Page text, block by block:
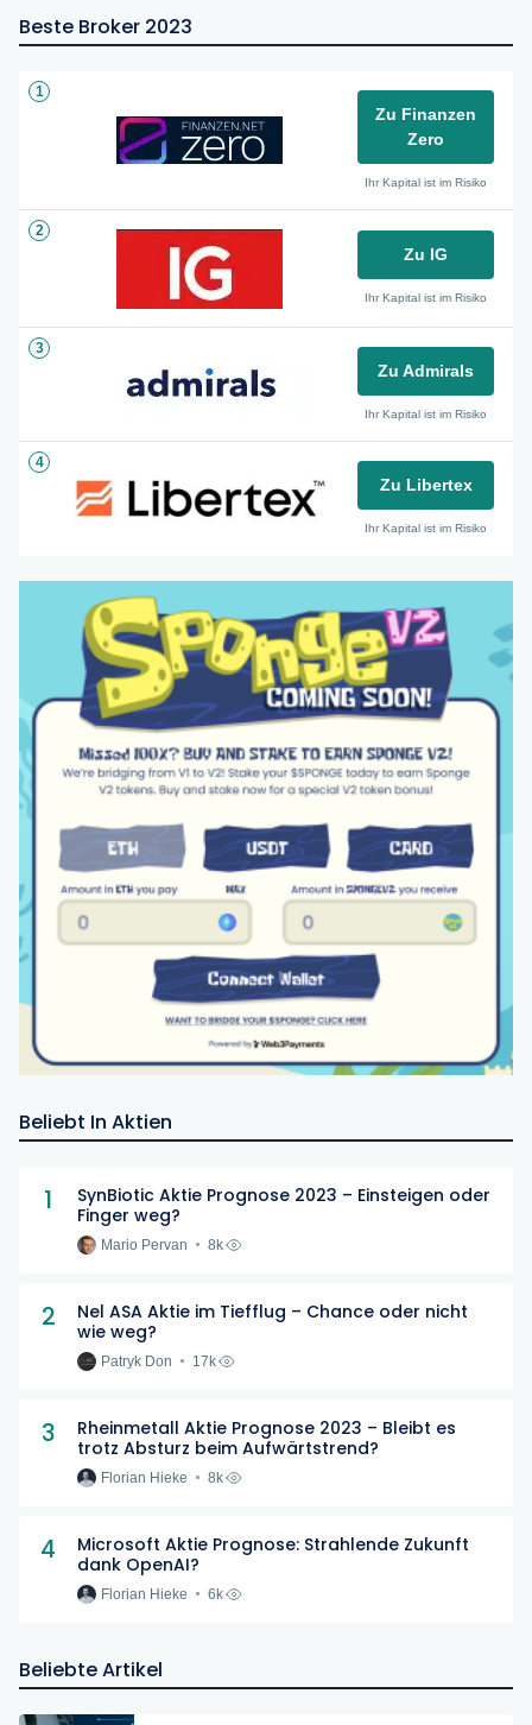
Beste Broker 2023
1
Zu Finanzen
Zero
Ihr Kapital ist im Risiko
2
Zu IG
Ihr Kapital ist im Risiko
3
Zu Admirals
Ihr Kapital ist im Risiko
4
Zu Libertex
Ihr Kapital ist im Risiko
Beliebt In Aktien
1
SynBiotic Aktie Prognose 2023 – Einsteigen oder
Finger weg?
Mario Pervan 8k
2
Nel ASA Aktie im Tiefflug – Chance oder nicht
wie weg?
Patryk Don 17k
3
Rheinmetall Aktie Prognose 2023 – Bleibt es
trotz Absturz beim Aufwärtstrend?
Florian Hieke 8k
4
Microsoft Aktie Prognose: Strahlende Zukunft
dank OpenAI?
Florian Hieke 6k
Beliebte Artikel